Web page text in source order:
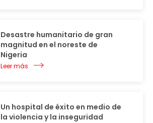
Desastre humanitario de gran
magnitud en el noreste de
Nigeria
Leer más
Un hospital de éxito en medio de
la violencia y la inseguridad